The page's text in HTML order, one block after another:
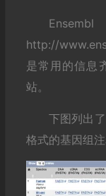
Ensembl
http://
是常用的信息
站。
下图列出
格式的基因组注